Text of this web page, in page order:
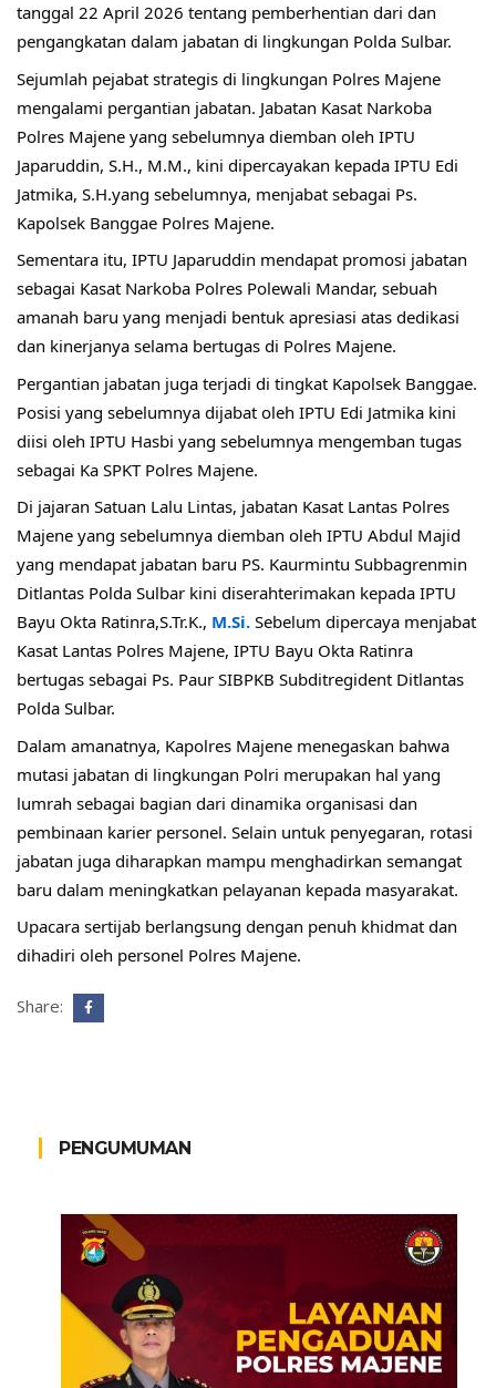
tanggal 22 April 2026 tentang pemberhentian dari dan
pengangkatan dalam jabatan di lingkungan Polda Sulbar.
Sejumlah pejabat strategis di lingkungan Polres Majene
mengalami pergantian jabatan. Jabatan Kasat Narkoba
Polres Majene yang sebelumnya diemban oleh IPTU
Japaruddin, S.H., M.M., kini dipercayakan kepada IPTU Edi
Jatmika, S.H.yang sebelumnya, menjabat sebagai Ps.
Kapolsek Banggae Polres Majene.
Sementara itu, IPTU Japaruddin mendapat promosi jabatan
sebagai Kasat Narkoba Polres Polewali Mandar, sebuah
amanah baru yang menjadi bentuk apresiasi atas dedikasi
dan kinerjanya selama bertugas di Polres Majene.
Pergantian jabatan juga terjadi di tingkat Kapolsek Banggae.
Posisi yang sebelumnya dijabat oleh IPTU Edi Jatmika kini
diisi oleh IPTU Hasbi yang sebelumnya mengemban tugas
sebagai Ka SPKT Polres Majene.
Di jajaran Satuan Lalu Lintas, jabatan Kasat Lantas Polres
Majene yang sebelumnya diemban oleh IPTU Abdul Majid
yang mendapat jabatan baru PS. Kaurmintu Subbagrenmin
Ditlantas Polda Sulbar kini diserahterimakan kepada IPTU
Bayu Okta Ratinra,S.Tr.K., M.Si. Sebelum dipercaya menjabat
Kasat Lantas Polres Majene, IPTU Bayu Okta Ratinra
bertugas sebagai Ps. Paur SIBPKB Subditregident Ditlantas
Polda Sulbar.
Dalam amanatnya, Kapolres Majene menegaskan bahwa
mutasi jabatan di lingkungan Polri merupakan hal yang
lumrah sebagai bagian dari dinamika organisasi dan
pembinaan karier personel. Selain untuk penyegaran, rotasi
jabatan juga diharapkan mampu menghadirkan semangat
baru dalam meningkatkan pelayanan kepada masyarakat.
Upacara sertijab berlangsung dengan penuh khidmat dan
dihadiri oleh personel Polres Majene.
Share:
PENGUMUMAN